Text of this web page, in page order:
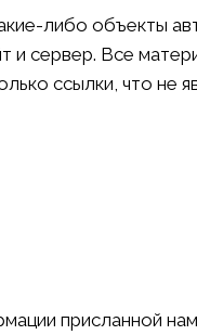
либо объекты
и сервер. Все
ссылки, что не
присланной